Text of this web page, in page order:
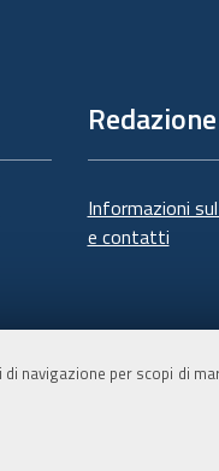
navigazione per scopi di
Redazione
Informazioni
e contatti